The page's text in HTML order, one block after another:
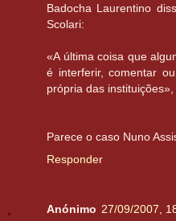
Badocha Laurentino
Scolari:
«A última coisa que
é interferir, comentar
própria das
Parece o caso Nuno
Responder
Anónimo 27/09/2007,